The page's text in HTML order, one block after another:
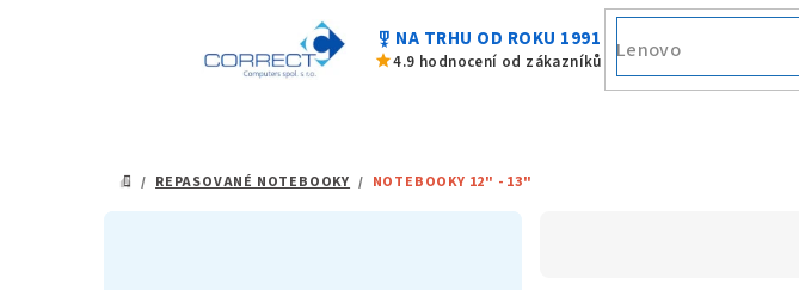
military_tech NA TRHU OD ROKU 1991
star4.9 hodnocení od zákazníků Fujitsu
DOMŮ
/ REPASOVANÉ NOTEBOOKY / NOTEBOOKY 12" - 13"